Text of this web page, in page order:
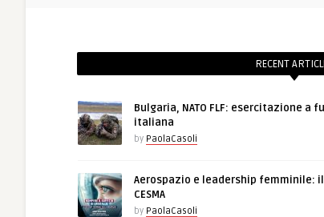
RECENT
Bulgaria, NATO FLF: esercitazione a
italiana
by PaolaCasoli
Aerospazio e leadership femminile: il
CESMA
by PaolaCasoli